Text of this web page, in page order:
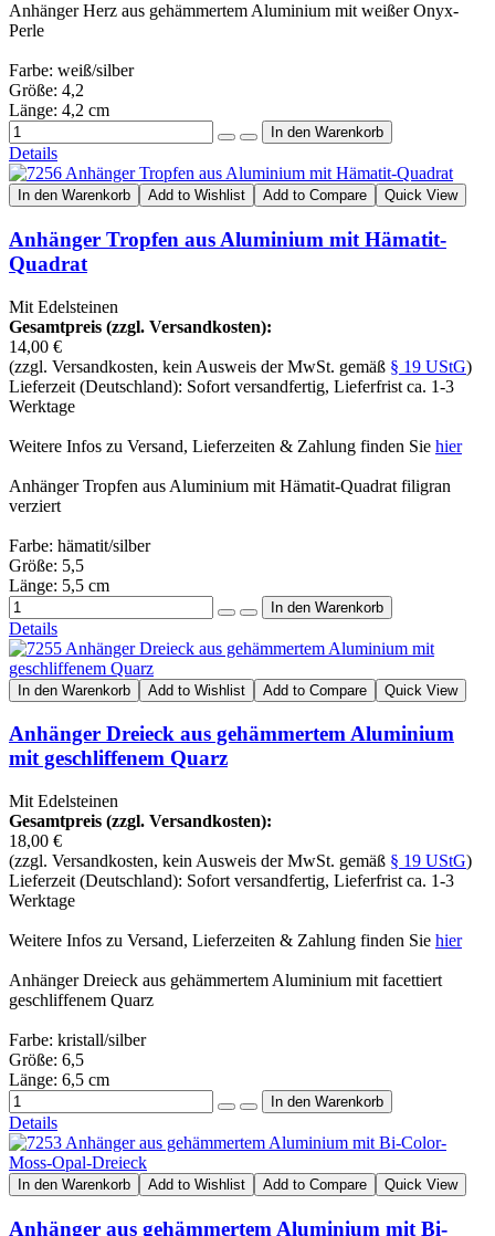
Anhänger Herz aus gehämmertem Aluminium mit weißer Onyx-
Perle
Farbe: weiß/silber
Größe: 4,2
Länge: 4,2 cm
Details
In den Warenkorb Add to Wishlist Add to Compare Quick View
Anhänger Tropfen aus Aluminium mit Hämatit-
Quadrat
Mit Edelsteinen
Gesamtpreis (zzgl. Versandkosten):
14,00 €
(zzgl. Versandkosten, kein Ausweis der MwSt. gemäß § 19 UStG)
Lieferzeit (Deutschland): Sofort versandfertig, Lieferfrist ca. 1-3
Werktage
Weitere Infos zu Versand, Lieferzeiten & Zahlung finden Sie hier
Anhänger Tropfen aus Aluminium mit Hämatit-Quadrat filigran
verziert
Farbe: hämatit/silber
Größe: 5,5
Länge: 5,5 cm
Details
In den Warenkorb Add to Wishlist Add to Compare Quick View
Anhänger Dreieck aus gehämmertem Aluminium
mit geschliffenem Quarz
Mit Edelsteinen
Gesamtpreis (zzgl. Versandkosten):
18,00 €
(zzgl. Versandkosten, kein Ausweis der MwSt. gemäß § 19 UStG)
Lieferzeit (Deutschland): Sofort versandfertig, Lieferfrist ca. 1-3
Werktage
Weitere Infos zu Versand, Lieferzeiten & Zahlung finden Sie hier
Anhänger Dreieck aus gehämmertem Aluminium mit facettiert
geschliffenem Quarz
Farbe: kristall/silber
Größe: 6,5
Länge: 6,5 cm
Details
In den Warenkorb Add to Wishlist Add to Compare Quick View
Anhänger aus gehämmertem Aluminium mit Bi-